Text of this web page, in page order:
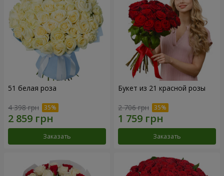
51 белая роза
4 398 грн
Заказать
Букет из 21 красной розы
2 706 грн
Заказать